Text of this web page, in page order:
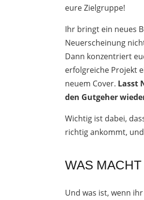
eure Zielgruppe!
Ihr bringt ein neues
Neuerscheinung
Dann konzentriert
erfolgreiche Projekt
neuem Cover. Lasst
den Gutgeher
Wichtig ist dabei,
richtig ankommt,
WAS
Und was ist, wenn